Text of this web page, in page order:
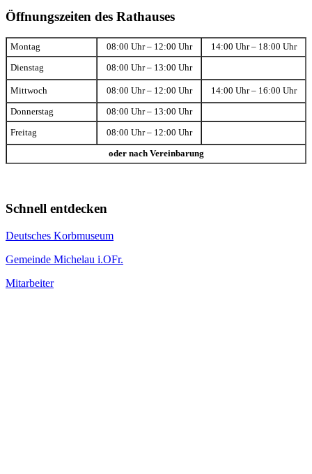
Öffnungszeiten des Rathauses
Montag 08:00 Uhr – 12:00 Uhr 14:00 Uhr – 18:00 Uhr
Dienstag 08:00 Uhr – 13:00 Uhr
Mittwoch 08:00 Uhr – 12:00 Uhr 14:00 Uhr – 16:00 Uhr
Donnerstag 08:00 Uhr – 13:00 Uhr
Freitag 08:00 Uhr – 12:00 Uhr
oder nach Vereinbarung
Schnell entdecken
Deutsches Korbmuseum
Gemeinde Michelau i.OFr.
Mitarbeiter